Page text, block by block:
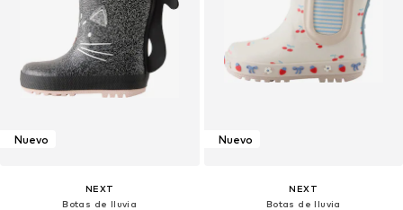
Nuevo
NEXT
Botas de lluvia
Nuevo
NEXT
Botas de lluvia